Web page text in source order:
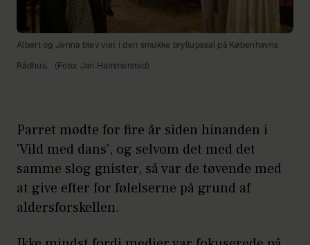
Albert og Jenna blev viet i den smukke bryllupssal på Københavns
Rådhus. (Foto: Jan Hammerstad)
Parret mødte for fire år siden hinanden i
'Vild med dans', og selvom det med det
samme slog gnister, så var de tøvende med
at give efter for følelserne på grund af
aldersforskellen.